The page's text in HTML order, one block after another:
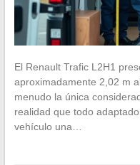
El Renault Trafic L2H1
aproximadamente 2,02 m
menudo la única
realidad que todo
vehículo una…